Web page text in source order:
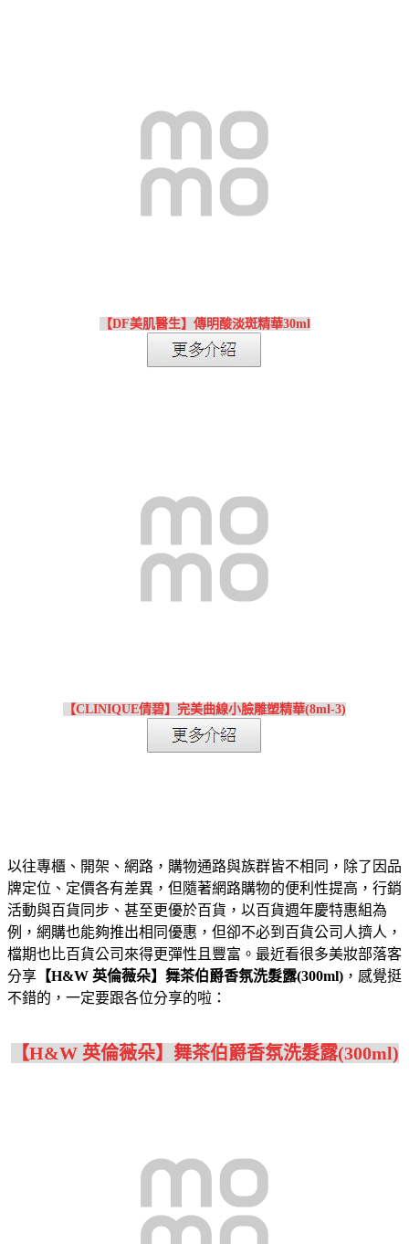
【DF美肌醫生】傳明酸淡斑精華30ml
【CLINIQUE倩碧】完美曲線小臉雕塑精華(8ml-3)
以往專櫃、開架、網路，購物通路與族群皆不相同，除了因品
牌定位、定價各有差異，但隨著網路購物的便利性提高，行銷
活動與百貨同步、甚至更優於百貨，以百貨週年慶特惠組為
例，網購也能夠推出相同優惠，但卻不必到百貨公司人擠人，
檔期也比百貨公司來得更彈性且豐富。最近看很多美妝部落客
分享 【H&W 英倫薇朵】舞茶伯爵香氛洗髮露(300ml) ，感覺挺
不錯的，一定要跟各位分享的啦：
【H&W 英倫薇朵】舞茶伯爵香氛洗髮露(300ml)